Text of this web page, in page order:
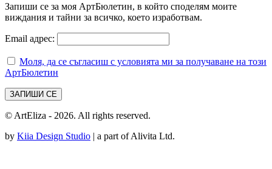
Запиши се за моя АртБюлетин, в който споделям моите
виждания и тайни за всичко, което изработвам.
Email адрес:
Моля, да се съгласиш с условията ми за получаване на този
АртБюлетин
© ArtEliza - 2026. All rights reserved.
by Kiia Design Studio | a part of Alivita Ltd.